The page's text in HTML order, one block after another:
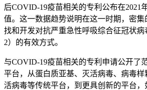
后COVID-19疫苗相关的专利公布在2021
值。这一数据趋势说明在这一时期，密
找和开发对抗严重急性呼吸综合征冠状病
2）的有效方式。
与COVID-19疫苗相关的专利申请公开了
平台，从蛋白质亚基、灭活病毒、病毒
活病毒等传统平台，到更具创新的平台